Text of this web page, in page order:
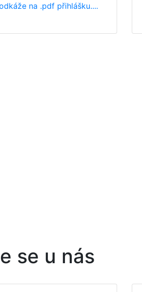
na .pdf přihlášku....
se u nás